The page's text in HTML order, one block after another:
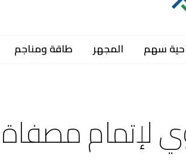
سهم المجهر طاقة ومناجم
لإتمام